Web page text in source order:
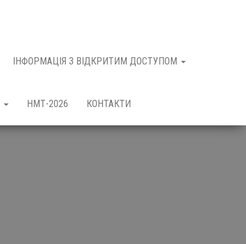
ІНФОРМАЦІЯ З ВІДКРИТИМ ДОСТУПОМ
НМТ-2026 КОНТАКТИ